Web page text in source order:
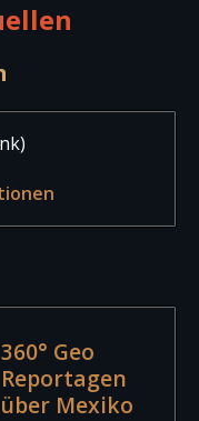
360° Geo
Reportagen
über Mexiko